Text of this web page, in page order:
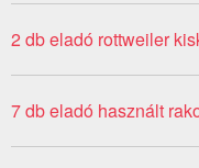
2 db eladó rottweiler
7 db eladó használt